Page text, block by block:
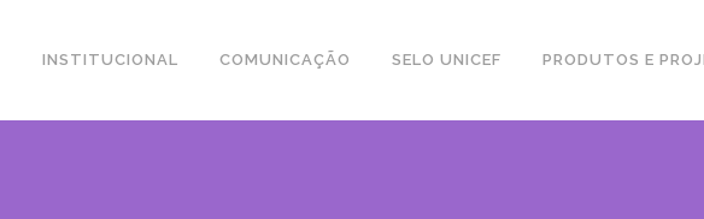
INSTITUCIONAL COMUNICAÇÃO SELO UNICEF PRODUTOS E